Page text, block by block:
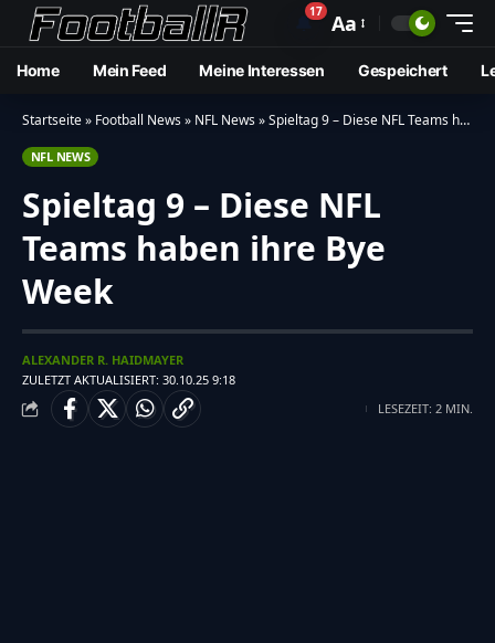
🔔17 Aa
Home Mein Feed Meine Interessen Gespeichert
Startseite» Football News» NFL News»Spieltag 9 – Diese NFL Teams haben ihre Bye Week
NFL NEWS
Spieltag 9 – Diese NFL
Teams haben ihre Bye
Week
ZULETZT AKTUALISIERT: 30.10.25 9:18
ALEXANDER R. HAIDMAYER
LESEZEIT: 2 MIN.